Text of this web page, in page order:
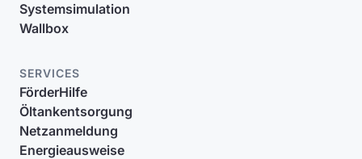
Systemsimulation
Wallbox
SERVICES
FörderHilfe
Öltankentsorgung
Netzanmeldung
Energieausweise